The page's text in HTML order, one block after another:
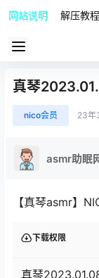
网站说明 解压教程
真琴
nico会员 23年
asmr助眠
【真琴asmr】
下载权限
真琴